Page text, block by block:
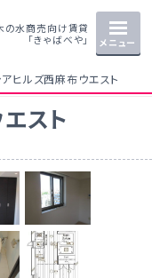
の水商売向け賃貸
「きゃばべや」
メニュー
アヒルズ西麻布ウエスト
スト